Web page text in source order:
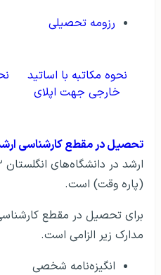
رزومه تحصیلی
نحوه مکاتبه با اساتید
خارجی جهت اپلای
تحصیل در مقطع کارشناسی
(پاره وقت) است.
برای تحصیل در مقطع
مدارک زیر الزامی است.
انگیزه‌نامه شخصی